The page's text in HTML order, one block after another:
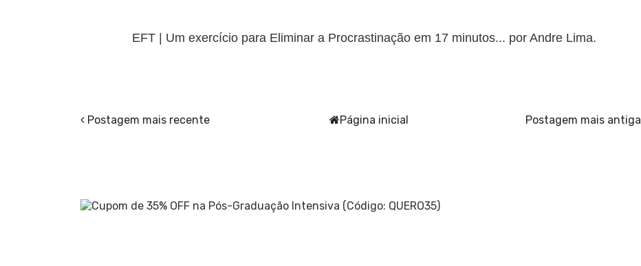
EFT | Um exercício para Eliminar a Procrastinação em 17 minutos... por Andre Lima.
Postagem mais recente Postagem mais antiga
Página inicial